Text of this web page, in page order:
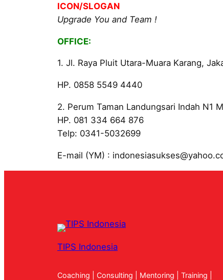
ICON/SLOGAN
Upgrade You and Team !
OFFICE:
1. Jl. Raya Pluit Utara-Muara Karang,
HP. 0858 5549 4440
2. Perum Taman Landungsari Indah N1
HP. 081 334 664 876
Telp: 0341-5032699
E-mail (YM) :
TIPS Indonesia
Coaching | Consulting | Mentoring | Training |